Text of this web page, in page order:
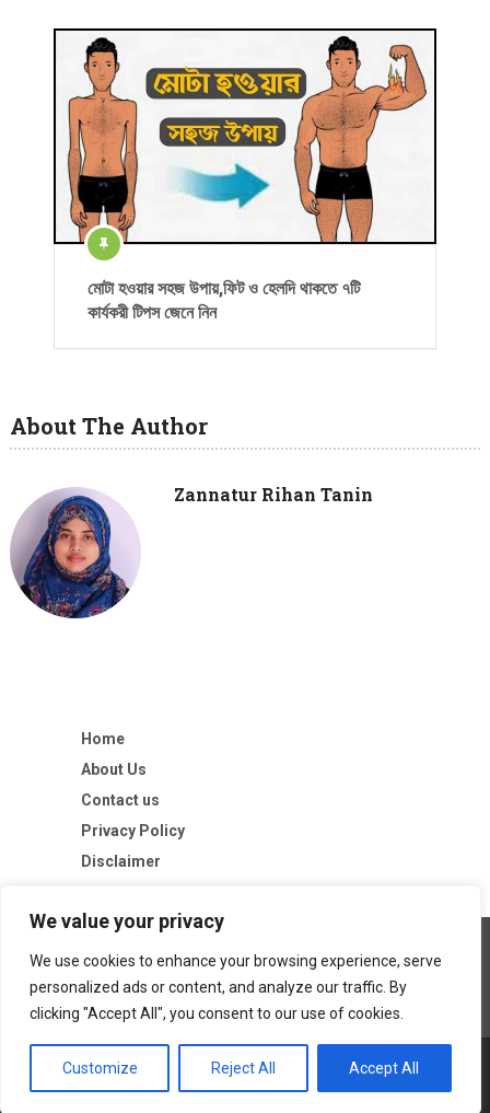
We value your privacy
We use cookies to enhance your browsing experience, serve
personalized ads or content, and analyze our traffic. By
clicking "Accept All", you consent to our use of cookies.
Customize Reject All Accept All
মোটা হওয়ার সহজ উপায়,ফিট ও হেলদি থাকতে ৭টি
কার্যকরী টিপস জেনে নিন
About The Author
Zannatur Rihan Tanin
Home
About Us
Contact us
Privacy Policy
Disclaimer
Copyright © 2026The Untold Tips